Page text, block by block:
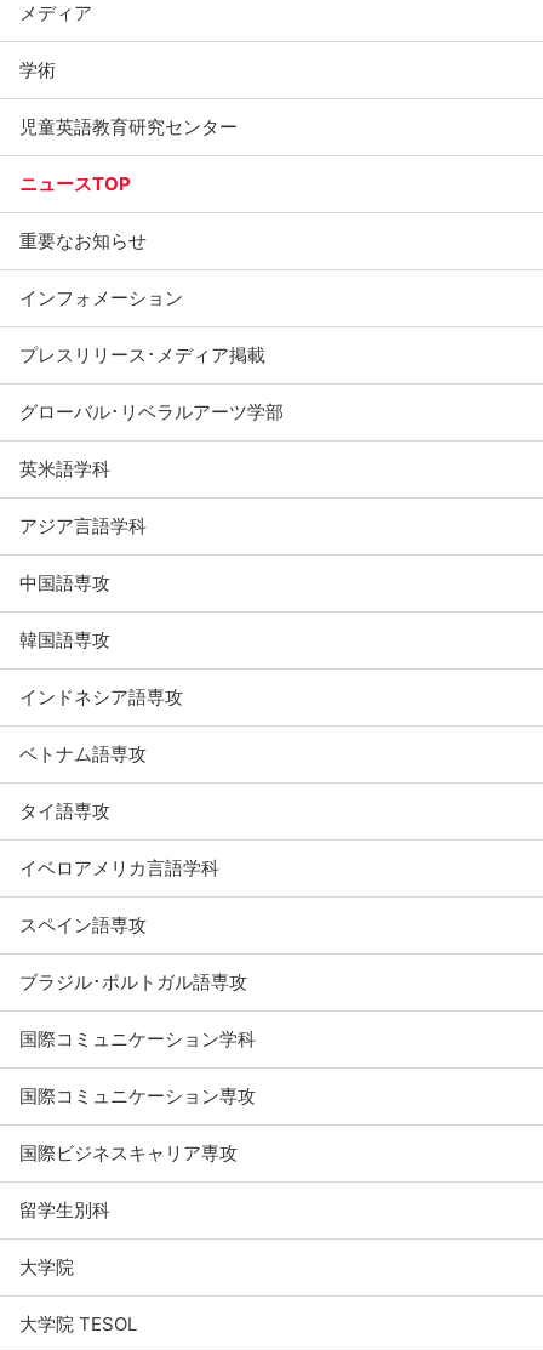
メディア
学術
児童英語教育研究センター
ニュースTOP
重要なお知らせ
インフォメーション
プレスリリース･メディア掲載
グローバル･リベラルアーツ学部
英米語学科
アジア言語学科
中国語専攻
韓国語専攻
インドネシア語専攻
ベトナム語専攻
タイ語専攻
イベロアメリカ言語学科
スペイン語専攻
ブラジル･ポルトガル語専攻
国際コミュニケーション学科
国際コミュニケーション専攻
国際ビジネスキャリア専攻
留学生別科
大学院
大学院 TESOL